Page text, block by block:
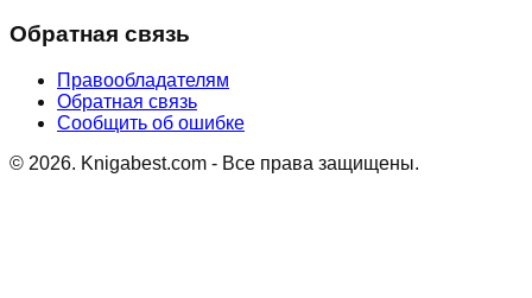
Обратная связь
Правообладателям
Обратная связь
Сообщить об ошибке
© 2026. Knigabest.com - Все права защищены.